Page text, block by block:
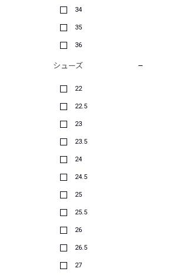
34
35
36
シューズ
22
22.5
23
23.5
24
24.5
25
25.5
26
26.5
27